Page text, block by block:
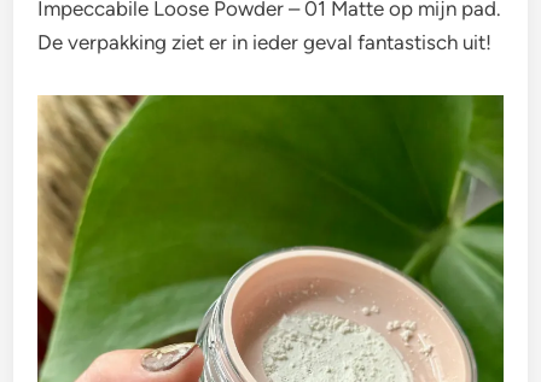
Impeccabile Loose Powder – 01 Matte op mijn pad.
De verpakking ziet er in ieder geval fantastisch uit!